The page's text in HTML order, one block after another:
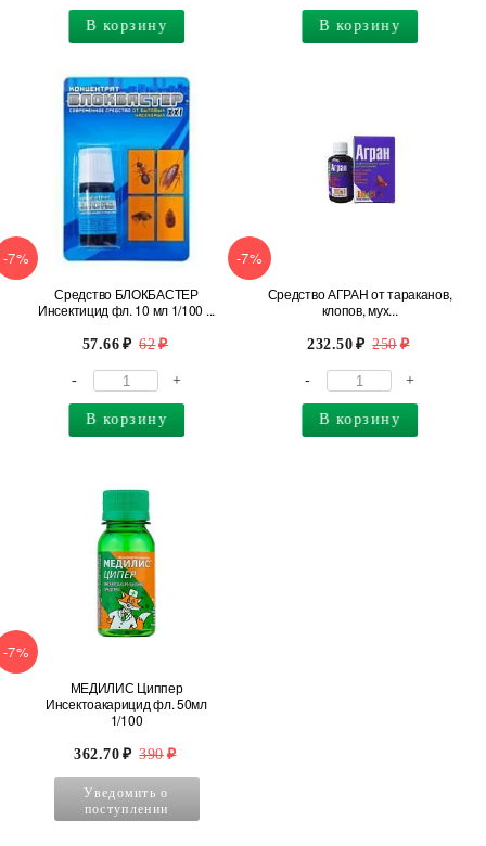
В корзину В корзину
-7%
Средство БЛОКБАСТЕР
Инсектицид фл. 10 мл 1/100 ...
57.66 62
- +
В корзину
-7%
Средство АГРАН от тараканов,
клопов, мух...
232.50 250
- +
В корзину
-7%
МЕДИЛИС Циппер
Инсектоакарицид фл. 50мл
1/100
362.70 390
Уведомить о
поступлении